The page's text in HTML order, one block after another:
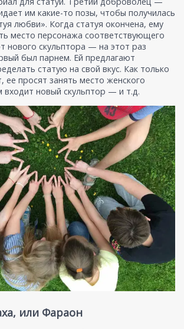
им какие-то позы, чтобы получилась
любви». Когда статуя окончена, ему
место персонажа соответствующего
нового скульптора — на этот раз
был парнем. Ей предлагают
статую на свой вкус. Как только
ее просят занять место женского
входит новый скульптор — и т.д.
или Фараон